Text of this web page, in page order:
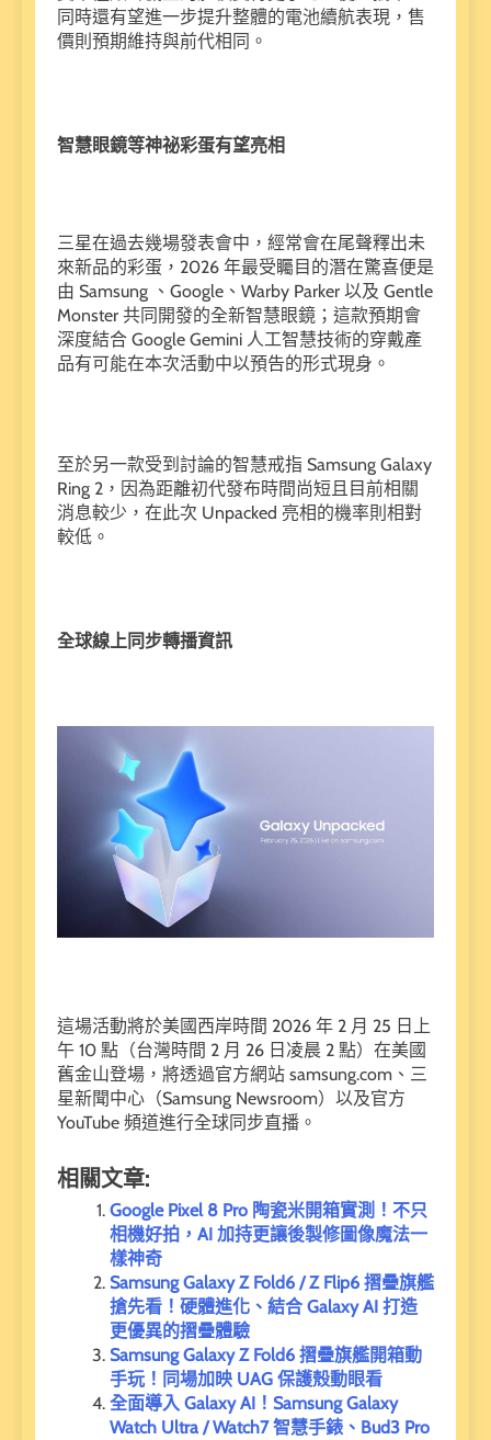
同時還有望進一步提升整體的電池續航表現，售
價則預期維持與前代相同。
智慧眼鏡等神祕彩蛋有望亮相
三星在過去幾場發表會中，經常會在尾聲釋出未
來新品的彩蛋，2026 年最受矚目的潛在驚喜便是
由 Samsung 、Google、Warby Parker 以及 Gentle
Monster 共同開發的全新智慧眼鏡；這款預期會
深度結合 Google Gemini 人工智慧技術的穿戴產
品有可能在本次活動中以預告的形式現身。
至於另一款受到討論的智慧戒指 Samsung Galaxy
Ring 2，因為距離初代發布時間尚短且目前相關
消息較少，在此次 Unpacked 亮相的機率則相對
較低。
全球線上同步轉播資訊
這場活動將於美國西岸時間 2026 年 2 月 25 日上
午 10 點（台灣時間 2 月 26 日凌晨 2 點）在美國
舊金山登場，將透過官方網站 samsung.com、三
星新聞中心（Samsung Newsroom）以及官方
YouTube 頻道進行全球同步直播。
相關文章:
Google Pixel 8 Pro 陶瓷米開箱實測！不只
相機好拍，AI 加持更讓後製修圖像魔法一
樣神奇
Samsung Galaxy Z Fold6 / Z Flip6 摺疊旗艦
搶先看！硬體進化、結合 Galaxy AI 打造
更優異的摺疊體驗
Samsung Galaxy Z Fold6 摺疊旗艦開箱動
手玩！同場加映 UAG 保護殼動眼看
全面導入 Galaxy AI！Samsung Galaxy
Watch Ultra / Watch7 智慧手錶、Bud3 Pro